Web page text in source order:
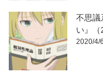
不思議
い』（
2020/4/6